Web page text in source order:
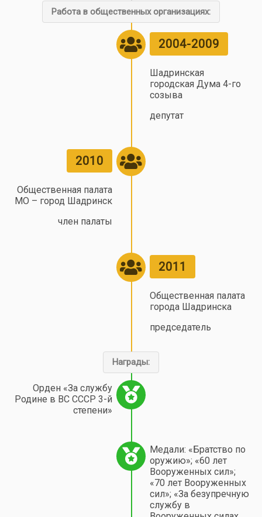
Работа в общественных организациях:
2004-2009
Шадринская
городская Дума 4-го
созыва
депутат
2010
Общественная палата
МО – город Шадринск
член палаты
2011
Общественная палата
города Шадринска
председатель
Награды:
Орден «За службу
Родине в ВС СССР 3-й
степени»
Медали: «Братство по
оружию»; «60 лет
Вооруженных сил»;
«70 лет Вооруженных
сил»; «За безупречную
службу в